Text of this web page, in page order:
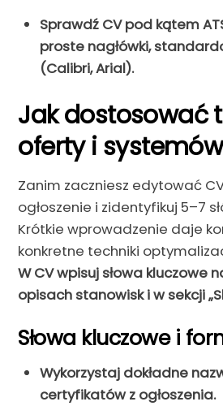
Sprawdź CV pod kątem
proste nagłówki,
(Calibri, Arial).
Jak dostosować
oferty i systemów
Zanim zaczniesz edytować
ogłoszenie i zidentyfikuj 5–7
Krótkie wprowadzenie daje
konkretne techniki
W CV wpisuj słowa kluczowe
opisach stanowisk i w sekcji
Słowa kluczowe i
Wykorzystaj dokładne
certyfikatów z ogłoszenia.